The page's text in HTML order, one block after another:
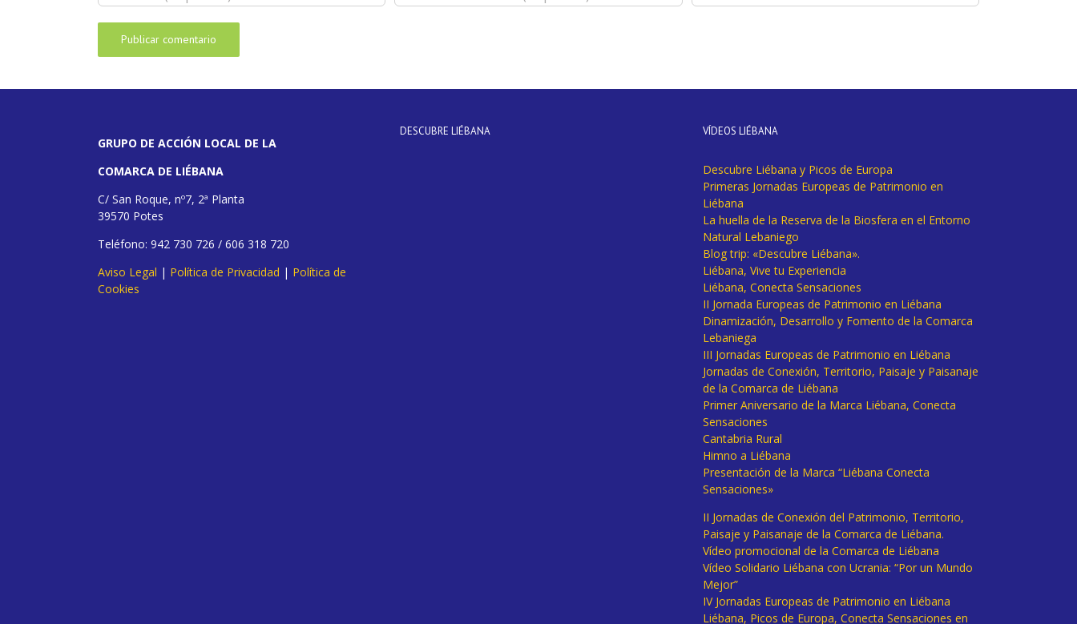
GRUPO DE ACCIÓN LOCAL DE LA
COMARCA DE LIÉBANA
C/ San Roque, nº7, 2ª Planta
39570 Potes
Teléfono: 942 730 726 / 606 318 720
Aviso Legal | Política de Privacidad | Política de
Cookies
DESCUBRE LIÉBANA VÍDEOS LIÉBANA
Descubre Liébana y Picos de Europa
Primeras Jornadas Europeas de Patrimonio en
Liébana
La huella de la Reserva de la Biosfera en el Entorno
Natural Lebaniego
Blog trip: «Descubre Liébana».
Liébana, Vive tu Experiencia
Liébana, Conecta Sensaciones
II Jornada Europeas de Patrimonio en Liébana
Dinamización, Desarrollo y Fomento de la Comarca
Lebaniega
III Jornadas Europeas de Patrimonio en Liébana
Jornadas de Conexión, Territorio, Paisaje y Paisanaje
de la Comarca de Liébana
Primer Aniversario de la Marca Liébana, Conecta
Sensaciones
Cantabria Rural
Himno a Liébana
Presentación de la Marca “Liébana Conecta
Sensaciones»
II Jornadas de Conexión del Patrimonio, Territorio,
Paisaje y Paisanaje de la Comarca de Liébana.
Vídeo promocional de la Comarca de Liébana
Vídeo Solidario Liébana con Ucrania: “Por un Mundo
Mejor”
IV Jornadas Europeas de Patrimonio en Liébana
Liébana, Picos de Europa, Conecta Sensaciones en